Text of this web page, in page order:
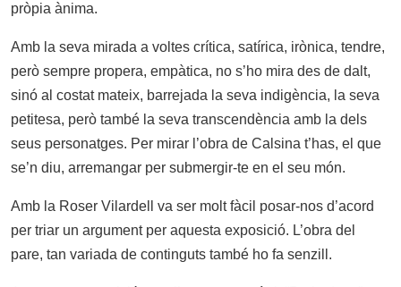
pròpia ànima.
Amb la seva mirada a voltes crítica, satírica, irònica, tendre,
però sempre propera, empàtica, no s’ho mira des de dalt,
sinó al costat mateix, barrejada la seva indigència, la seva
petitesa, però també la seva transcendència amb la dels
seus personatges. Per mirar l’obra de Calsina t’has, el que
se’n diu, arremangar per submergir-te en el seu món.
Amb la Roser Vilardell va ser molt fàcil posar-nos d’acord
per triar un argument per aquesta exposició. L’obra del
pare, tan variada de continguts també ho fa senzill.